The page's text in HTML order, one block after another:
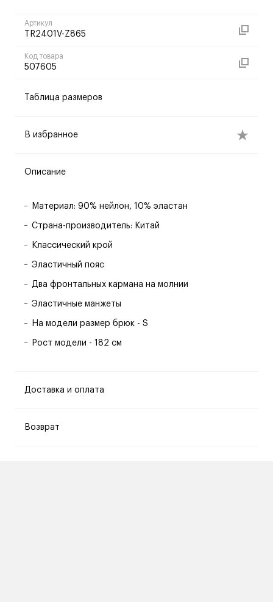
Артикул
TR2401V-Z865
Код товара
507605
Таблица размеров
В избранное
Описание
Материал: 90% нейлон, 10% эластан
Страна-производитель: Китай
Классический крой
Эластичный пояс
Два фронтальных кармана на молнии
Эластичные манжеты
На модели размер брюк - S
Рост модели - 182 см
Доставка и оплата
Возврат